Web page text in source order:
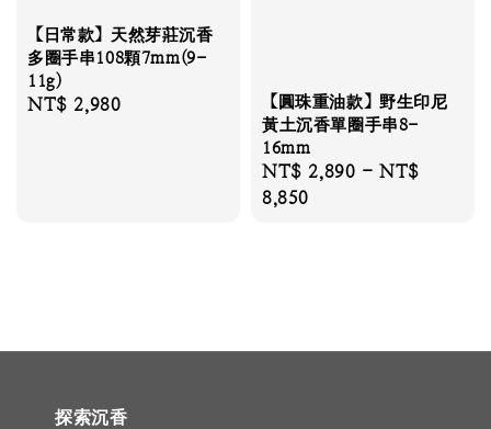
【日常款】天然芽莊沉香
多圈手串108顆7mm(9-
11g)
Regular
NT$ 2,980
【圓珠重油款】野生印尼
黃土沉香單圈手串8-
16mm
Regular
price
NT$ 2,890 -NT$
8,850
探索沉香